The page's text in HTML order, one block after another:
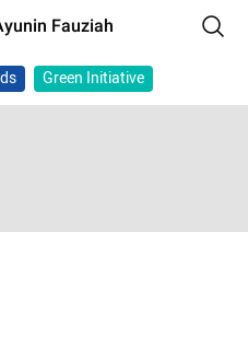
Fauziah
Green Initiative